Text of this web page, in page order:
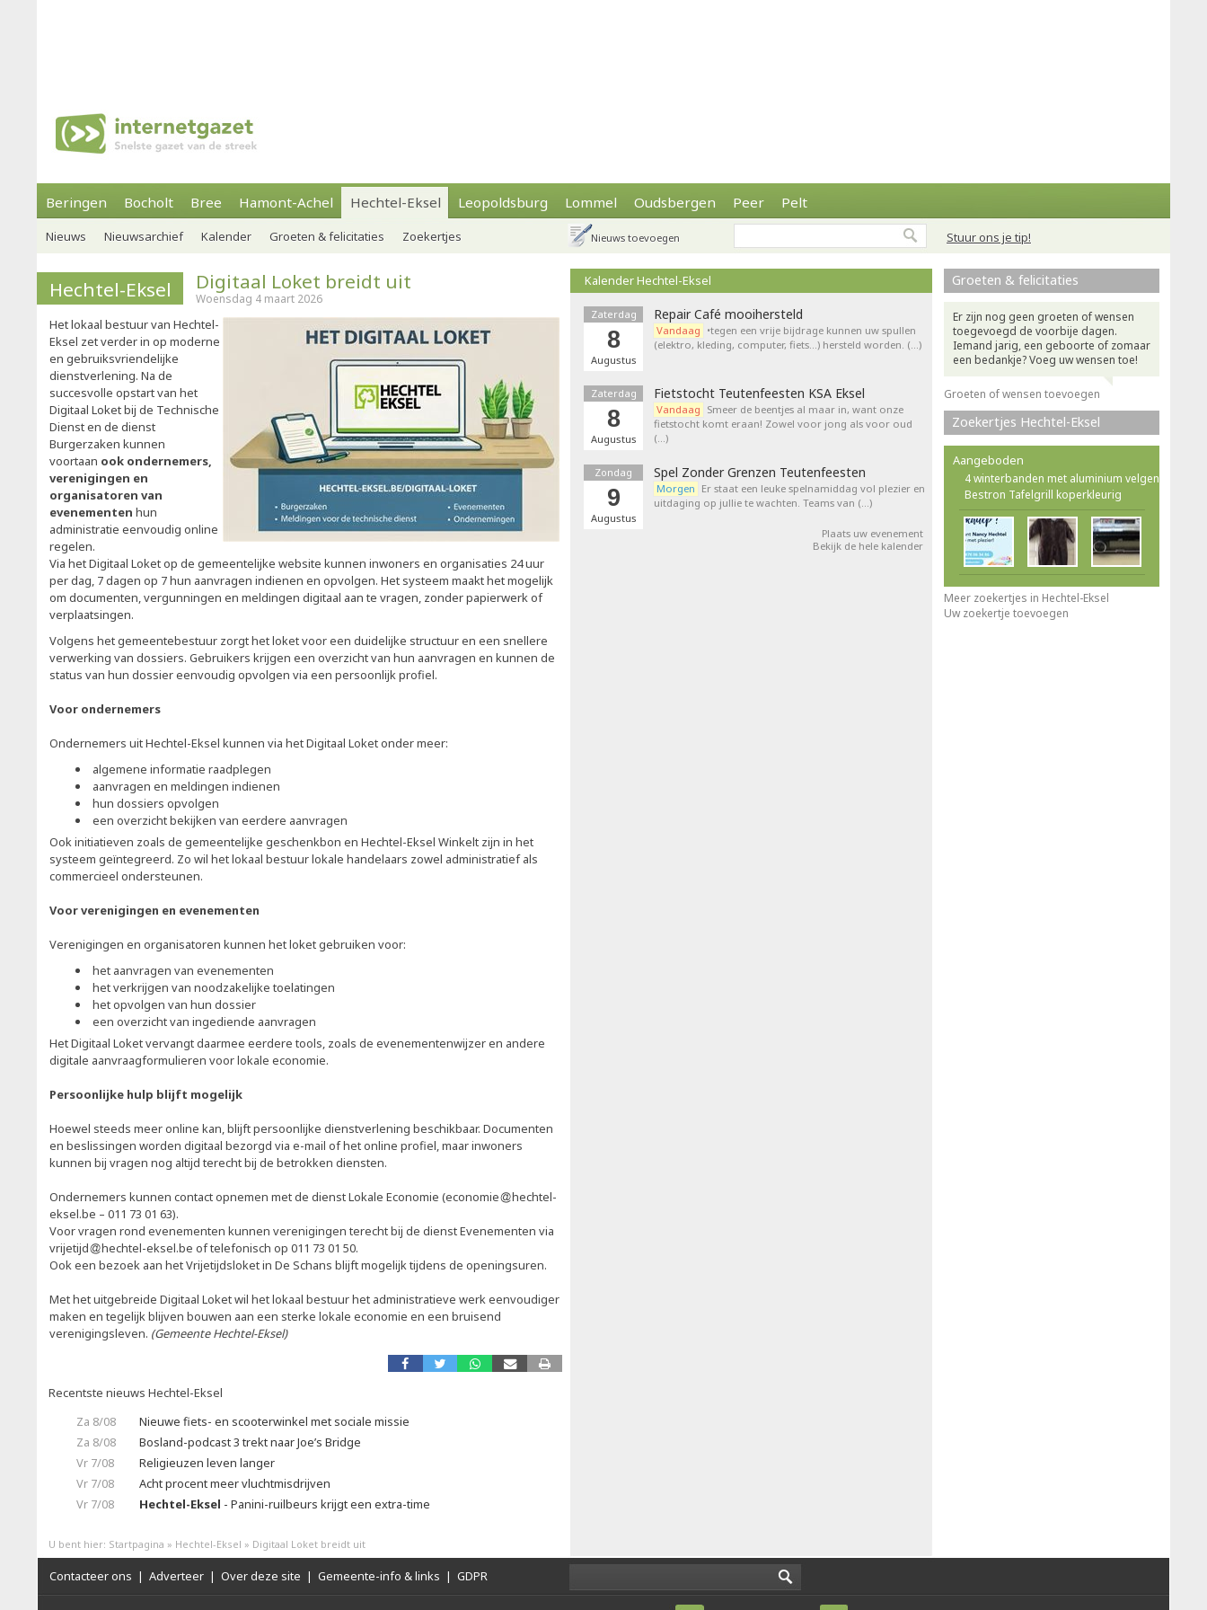
Beringen Bocholt Bree Hamont-Achel Hechtel-Eksel Leopoldsburg Lommel Oudsbergen Peer Pelt
Stuur ons je tip!
Nieuws Nieuwsarchief Kalender Groeten & felicitaties Zoekertjes Nieuws toevoegen
Hechtel-Eksel Digitaal Loket breidt uit
Woensdag 4 maart 2026
Het lokaal bestuur van Hechtel-
Eksel zet verder in op moderne
en gebruiksvriendelijke
dienstverlening. Na de
succesvolle opstart van het
Digitaal Loket bij de Technische
Dienst en de dienst
Burgerzaken kunnen
voortaan ook ondernemers,
verenigingen en
organisatoren van
evenementen hun
administratie eenvoudig online
regelen.
Via het Digitaal Loket op de gemeentelijke website kunnen inwoners en organisaties 24 uur
per dag, 7 dagen op 7 hun aanvragen indienen en opvolgen. Het systeem maakt het mogelijk
om documenten, vergunningen en meldingen digitaal aan te vragen, zonder papierwerk of
verplaatsingen.
Volgens het gemeentebestuur zorgt het loket voor een duidelijke structuur en een snellere
verwerking van dossiers. Gebruikers krijgen een overzicht van hun aanvragen en kunnen de
status van hun dossier eenvoudig opvolgen via een persoonlijk profiel.
Voor ondernemers
Ondernemers uit Hechtel-Eksel kunnen via het Digitaal Loket onder meer:
algemene informatie raadplegen
aanvragen en meldingen indienen
hun dossiers opvolgen
een overzicht bekijken van eerdere aanvragen
Ook initiatieven zoals de gemeentelijke geschenkbon en Hechtel-Eksel Winkelt zijn in het
systeem geïntegreerd. Zo wil het lokaal bestuur lokale handelaars zowel administratief als
commercieel ondersteunen.
Voor verenigingen en evenementen
Verenigingen en organisatoren kunnen het loket gebruiken voor:
het aanvragen van evenementen
het verkrijgen van noodzakelijke toelatingen
het opvolgen van hun dossier
een overzicht van ingediende aanvragen
Het Digitaal Loket vervangt daarmee eerdere tools, zoals de evenementenwijzer en andere
digitale aanvraagformulieren voor lokale economie.
Persoonlijke hulp blijft mogelijk
Hoewel steeds meer online kan, blijft persoonlijke dienstverlening beschikbaar. Documenten
en beslissingen worden digitaal bezorgd via e-mail of het online profiel, maar inwoners
kunnen bij vragen nog altijd terecht bij de betrokken diensten.
Ondernemers kunnen contact opnemen met de dienst Lokale Economie (economie
hechtel-
eksel.be – 011 73 01 63).
Voor vragen rond evenementen kunnen verenigingen terecht bij de dienst Evenementen via
vrijetijd
hechtel-eksel.be of telefonisch op 011 73 01 50.
Ook een bezoek aan het Vrijetijdsloket in De Schans blijft mogelijk tijdens de openingsuren.
Met het uitgebreide Digitaal Loket wil het lokaal bestuur het administratieve werk eenvoudiger
maken en tegelijk blijven bouwen aan een sterke lokale economie en een bruisend
verenigingsleven. (Gemeente Hechtel-Eksel)
Recentste nieuws Hechtel-Eksel
Za 8/08
Nieuwe fiets- en scooterwinkel met sociale missie
Za 8/08
Bosland-podcast 3 trekt naar Joe’s Bridge
Vr 7/08
Religieuzen leven langer
Vr 7/08
Acht procent meer vluchtmisdrijven
Vr 7/08
Hechtel-Eksel - Panini-ruilbeurs krijgt een extra-time
Kalender Hechtel-Eksel
Zaterdag
8
Augustus
Repair Café mooihersteld
Vandaag •tegen een vrije bijdrage kunnen uw spullen
(elektro, kleding, computer, fiets…) hersteld worden. (…)
Zaterdag
8
Augustus
Fietstocht Teutenfeesten KSA Eksel
Vandaag Smeer de beentjes al maar in, want onze
fietstocht komt eraan! Zowel voor jong als voor oud
(…)
Zondag
9
Augustus
Spel Zonder Grenzen Teutenfeesten
Morgen Er staat een leuke spelnamiddag vol plezier en
uitdaging op jullie te wachten. Teams van (…)
Plaats uw evenement
Bekijk de hele kalender
Groeten & felicitaties
Er zijn nog geen groeten of wensen
toegevoegd de voorbije dagen.
Iemand jarig, een geboorte of zomaar
een bedankje? Voeg uw wensen toe!
Groeten of wensen toevoegen
Zoekertjes Hechtel-Eksel
Aangeboden
4 winterbanden met aluminium velgen
Bestron Tafelgrill koperkleurig
Meer zoekertjes in Hechtel-Eksel
Uw zoekertje toevoegen
U bent hier: Startpagina » Hechtel-Eksel » Digitaal Loket breidt uit
Contacteer ons | Adverteer | Over deze site | Gemeente-info & links | GDPR